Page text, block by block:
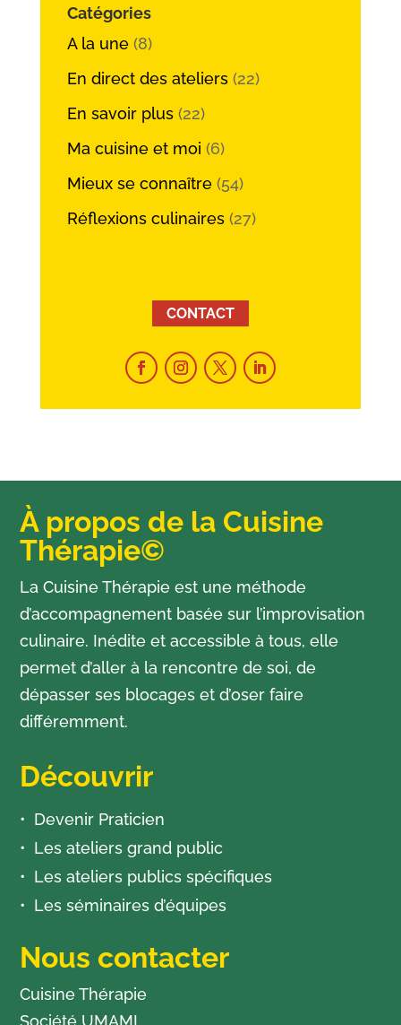
Catégories
A la une(8)
En direct des ateliers(22)
En savoir plus(22)
Ma cuisine et moi (6)
Mieux se connaître(54)
Réflexions culinaires(27)
CONTACT
À propos de la Cuisine
Thérapie©
La Cuisine Thérapie est une méthode
d’accompagnement basée sur l’improvisation
culinaire. Inédite et accessible à tous, elle
permet d’aller à la rencontre de soi, de
dépasser ses blocages et d’oser faire
différemment.
Découvrir
Devenir Praticien
Les ateliers grand public
Les ateliers publics spécifiques
Les séminaires d’équipes
Nous contacter
Cuisine Thérapie
Société UMAMI